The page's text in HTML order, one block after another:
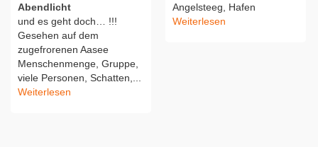
Abendlicht
und es geht doch… !!!
Gesehen auf dem
zugefrorenen Aasee
Menschenmenge, Gruppe,
viele Personen, Schatten,...
Weiterlesen
Angelsteeg, Hafen
Weiterlesen